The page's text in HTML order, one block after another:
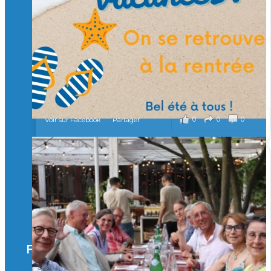
Merci à tous !
🎯 Taxe d’apprentissage 2026 : avec l'Isep, investissez pour
un numérique au service de l'humain !
À l’Isep, nous formons des ingénieurs, des bachelors, des
Mastères Spécialisés, qui allient excellence technologique et
valeurs humaines, au cœur de notre pro
...Voir plus
il y a 2 mois
0 0 0
Voir sur Facebook · Partager
🚀Afterwork à Genève 🚀
🥳 Le 22 avril dernier, 14 Alumni vivant / travaillant
en Suisse ont partagé un moment convivial de
retrouvailles et d'échanges !
Merci à tous pour votre présence et à Alexandre
CHEA pour l'organisation !
il y a 3 mois
Facebook